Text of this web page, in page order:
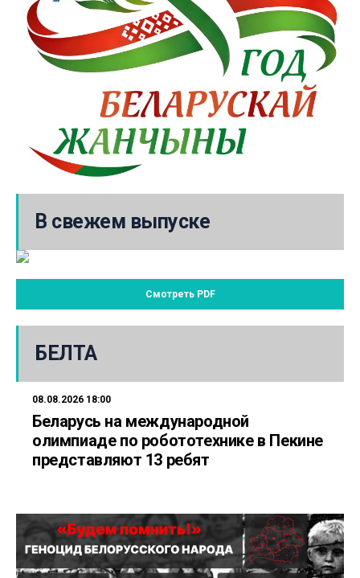
В свежем выпуске
Смотреть PDF
БЕЛТА
08.08.2026 18:00
Беларусь на международной
олимпиаде по робототехнике в Пекине
представляют 13 ребят